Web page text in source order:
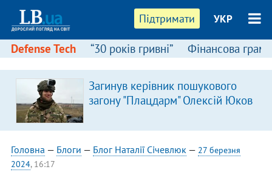
Підтримати УКР
Defense Tech “30 років гривні” Фінансова
Загинув керівник пошукового
загону "Плацдарм" Олексій Юков
Головна — Блоги — Блог Наталії Січевлюк— 27 березня
2024, 16:17